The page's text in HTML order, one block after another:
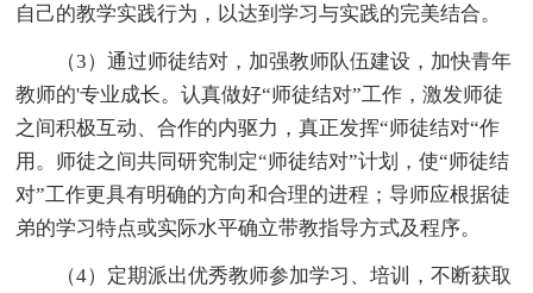
自己的教学实践行为，以达到学习与实践的完美结合。
（3）通过师徒结对，加强教师队伍建设，加快青年
教师的'专业成长。认真做好“师徒结对”工作，激发师徒
之间积极互动、合作的内驱力，真正发挥“师徒结对“作
用。师徒之间共同研究制定“师徒结对”计划，使“师徒结
对”工作更具有明确的方向和合理的进程；导师应根据徒
弟的学习特点或实际水平确立带教指导方式及程序。
（4）定期派出优秀教师参加学习、培训，不断获取